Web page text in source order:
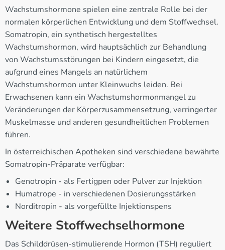
Wachstumshormone spielen eine zentrale Rolle bei der
normalen körperlichen Entwicklung und dem Stoffwechsel.
Somatropin, ein synthetisch hergestelltes
Wachstumshormon, wird hauptsächlich zur Behandlung
von Wachstumsstörungen bei Kindern eingesetzt, die
aufgrund eines Mangels an natürlichem
Wachstumshormon unter Kleinwuchs leiden. Bei
Erwachsenen kann ein Wachstumshormonmangel zu
Veränderungen der Körperzusammensetzung, verringerter
Muskelmasse und anderen gesundheitlichen Problemen
führen.
In österreichischen Apotheken sind verschiedene bewährte
Somatropin-Präparate verfügbar:
Genotropin - als Fertigpen oder Pulver zur Injektion
Humatrope - in verschiedenen Dosierungsstärken
Norditropin - als vorgefüllte Injektionspens
Weitere Stoffwechselhormone
Das Schilddrüsen-stimulierende Hormon (TSH) reguliert